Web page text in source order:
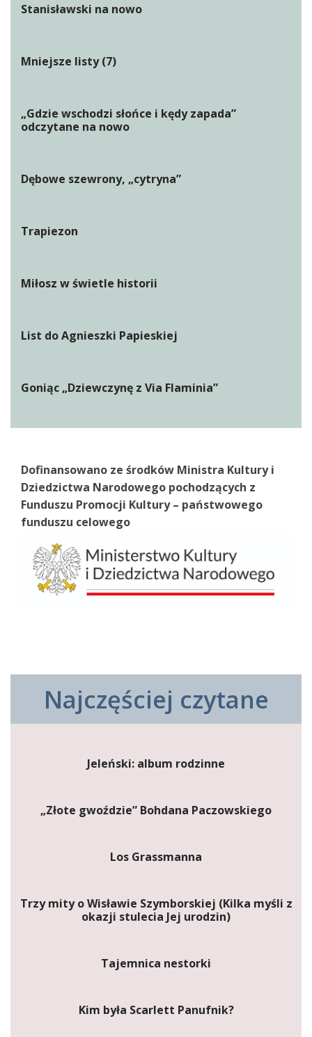
Stanisławski na nowo
Mniejsze listy (7)
„Gdzie wschodzi słońce i kędy zapada”
odczytane na nowo
Dębowe szewrony, „cytryna”
Trapiezon
Miłosz w świetle historii
List do Agnieszki Papieskiej
Goniąc „Dziewczynę z Via Flaminia”
Dofinansowano ze środków Ministra Kultury i
Dziedzictwa Narodowego pochodzących z
Funduszu Promocji Kultury – państwowego
funduszu celowego
Najczęściej czytane
Jeleński: album rodzinne
„Złote gwoździe” Bohdana Paczowskiego
Los Grassmanna
Trzy mity o Wisławie Szymborskiej (Kilka myśli z
okazji stulecia Jej urodzin)
Tajemnica nestorki
Kim była Scarlett Panufnik?